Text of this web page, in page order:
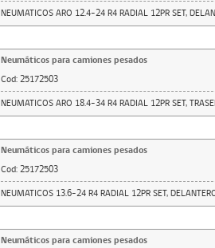
NEUMATICOS ARO 12.4-24 R4 RADIAL 12PR SET,
Neumáticos para camiones pesados
Cod: 25172503
NEUMATICOS ARO 18.4-34 R4 RADIAL 12PR SET,
Neumáticos para camiones pesados
Cod: 25172503
NEUMATICOS 13.6-24 R4 RADIAL 12PR SET,
Neumáticos para camiones pesados